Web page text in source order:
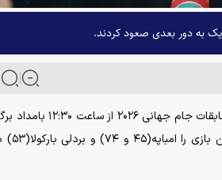
به گزارش خبرگزاری آنا، دیدار تیم های فرانسه و سوئد از مرحله یک سی و دوم نهایی
که این دیدار در پایان با